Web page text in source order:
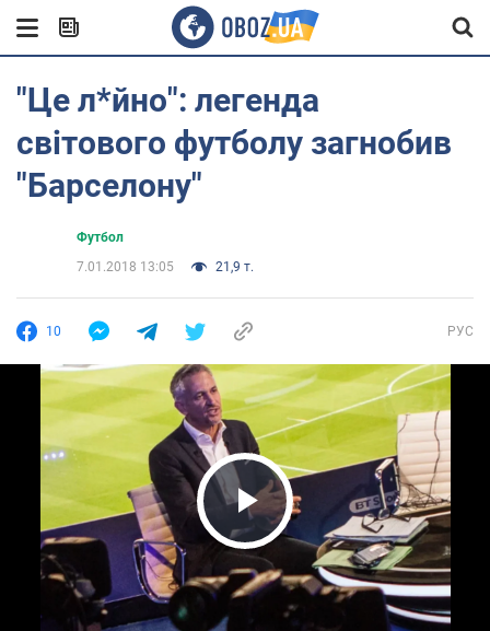
"Це л*йно": легенда
світового футболу загнобив
"Барселону"
Футбол
7.01.2018 13:05
21,9 т.
10 РУС
Play Video